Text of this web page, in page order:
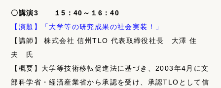
〇講演3 １5：40～１6：40
【演題】「大学等の研究成果の社会実装！」
【講師】 株式会社 信州TLO 代表取締役社長 大澤 住
夫 氏
【概要】大学等技術移転促進法に基づき、2003年4月に文
部科学省・経済産業省から承認を受け、承認TLOとして信